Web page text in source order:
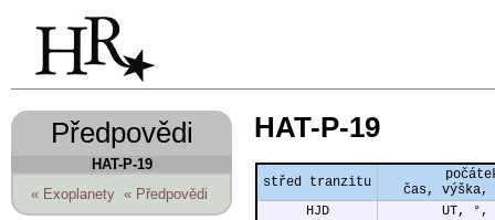
Předpovědi
HAT-P-19
« Exoplanety « Předpovědi
HAT-P-19
střed tranzitu
čas, výška,
HJD
UT, °,